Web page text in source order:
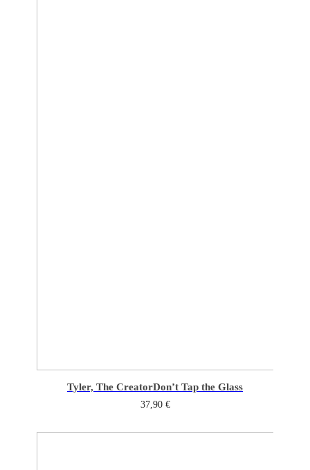
Tyler, The CreatorDon’t Tap the Glass
37,90 €